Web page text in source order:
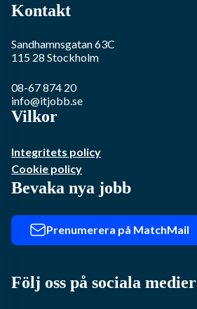
Kontakt
Sandhamnsgatan 63C
115 28 Stockholm
08-67 874 20
info@itjobb.se
Vilkor
Integritets policy
Cookie policy
Bevaka nya jobb
Prenumerera på MatchMail
Följ oss på sociala medier